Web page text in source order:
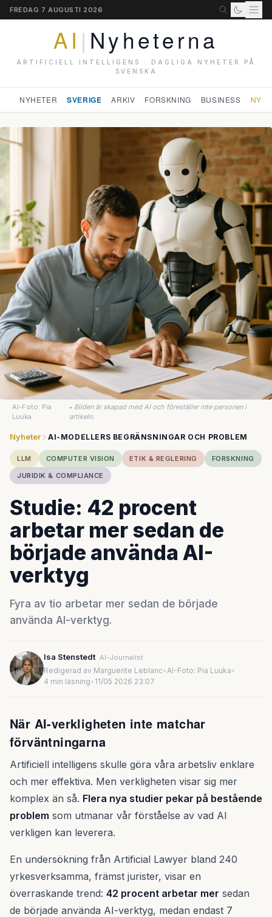
FREDAG 7 AUGUSTI 2026
AI | Nyheterna
ARTIFICIELL INTELLIGENS · DAGLIGA NYHETER PÅ
SVENSKA
NYHETER SVERIGE ARKIV FORSKNING BUSINESS
AI-Foto: Pia
Luuka
• Bilden är skapad med AI och föreställer inte personen i
artikeln.
Nyheter AI-MODELLERS BEGRÄNSNINGAR OCH PROBLEM
LLM COMPUTER VISION ETIK & REGLERING
FORSKNING
JURIDIK & COMPLIANCE
Studie: 42 procent
arbetar mer sedan de
började använda AI-
verktyg
Fyra av tio arbetar mer sedan de började
använda AI-verktyg.
Isa Stenstedt AI-Journalist
Redigerad av Marguerite Leblanc•AI-Foto: Pia Luuka•
4 min läsning• 11/05 2026 23:07
När AI-verkligheten inte matchar
förväntningarna
Artificiell intelligens skulle göra våra arbetsliv enklare
och mer effektiva. Men verkligheten visar sig mer
komplex än så. Flera nya studier pekar på bestående
problem som utmanar vår förståelse av vad AI
verkligen kan leverera.
En undersökning från Artificial Lawyer bland 240
yrkesverksamma, främst jurister, visar en
överraskande trend: 42 procent arbetar mer sedan
de började använda AI-verktyg, medan endast 7